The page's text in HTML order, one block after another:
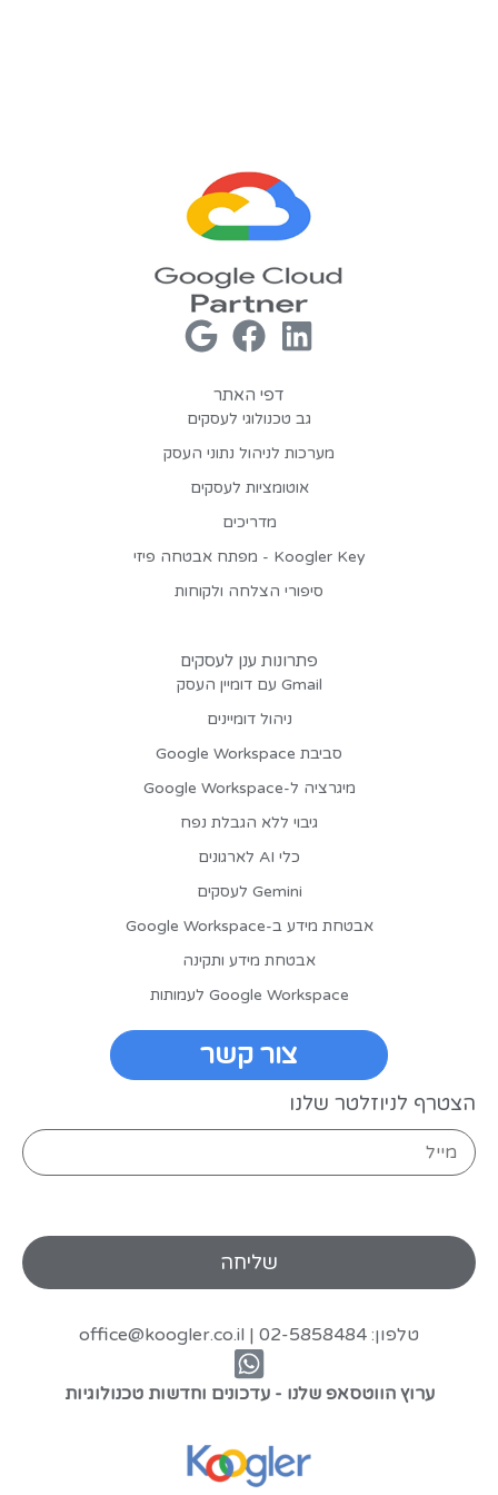
צור קשר
הצטרף לניוזלטר שלנו
טלפון: 02-5858484 | office@koogler.co.il
ערוץ הווטסאפ שלנו - עדכונים וחדשות טכנולוגיות
פתרונות ענן לעסקים
Gmail עם דומיין העסק
ניהול דומיינים
סביבת Google Workspace
מיגרציה ל-Google Workspace
גיבוי ללא הגבלת נפח
כלי AI לארגונים
Gemini לעסקים
אבטחת מידע ב-Google Workspace
אבטחת מידע ותקינה
Google Workspace לעמותות
דפי האתר
גב טכנולוגי לעסקים
מערכות לניהול נתוני העסק
אוטומציות לעסקים
מדריכים
Koogler Key - מפתח אבטחה פיזי
סיפורי הצלחה ולקוחות